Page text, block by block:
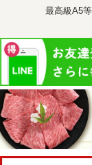
最高級A5